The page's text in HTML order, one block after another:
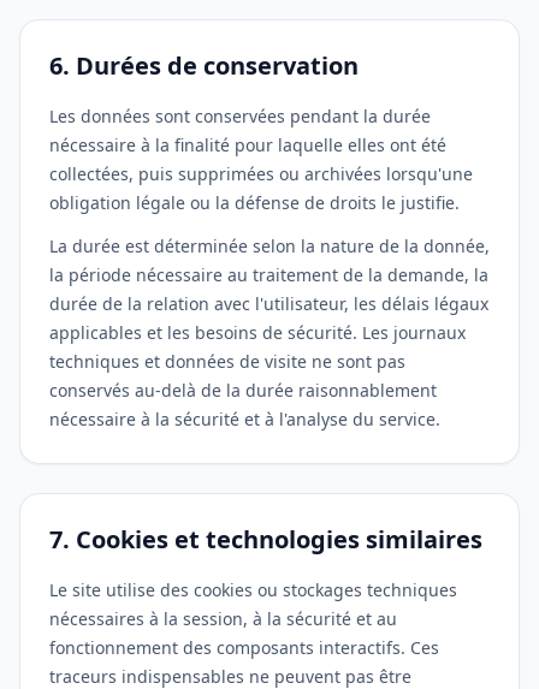
6. Durées de conservation
Les données sont conservées pendant la durée
nécessaire à la finalité pour laquelle elles ont été
collectées, puis supprimées ou archivées lorsqu'une
obligation légale ou la défense de droits le justifie.
La durée est déterminée selon la nature de la donnée,
la période nécessaire au traitement de la demande, la
durée de la relation avec l'utilisateur, les délais légaux
applicables et les besoins de sécurité. Les journaux
techniques et données de visite ne sont pas
conservés au-delà de la durée raisonnablement
nécessaire à la sécurité et à l'analyse du service.
7. Cookies et technologies similaires
Le site utilise des cookies ou stockages techniques
nécessaires à la session, à la sécurité et au
fonctionnement des composants interactifs. Ces
traceurs indispensables ne peuvent pas être